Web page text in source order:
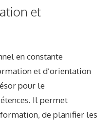
et
en constante
et d’orientation
pour le
Il permet
de planifier les